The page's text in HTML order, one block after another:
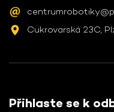
Cukrovarská 23C,
Přihlaste se k